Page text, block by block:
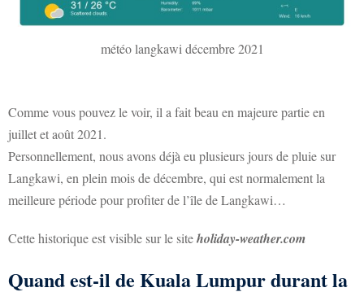
météo langkawi décembre 2021
Comme vous pouvez le voir, il a fait beau en majeure partie en
juillet et août 2021.
Personnellement, nous avons déjà eu plusieurs jours de pluie sur
Langkawi, en plein mois de décembre, qui est normalement la
meilleure période pour profiter de l’île de Langkawi…
Cette historique est visible sur le siteholiday-weather.com
Quand est-il de Kuala Lumpur durant la